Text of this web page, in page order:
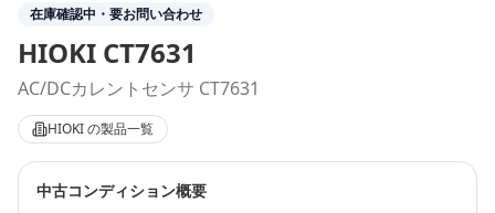
在庫確認中・要お問い合わせ
HIOKI CT7631
AC/DCカレントセンサ CT7631
HIOKIの製品一覧
中古コンディション概要